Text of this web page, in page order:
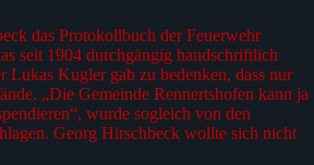
das Protokollbuch der Feuerwehr
seit 1904 durchgängig handschriftlich
Kugler gab zu bedenken, dass nur
„Die Gemeinde Rennertshofen kann ja
wurde sogleich von den
Georg Hirschbeck wollte sich nicht